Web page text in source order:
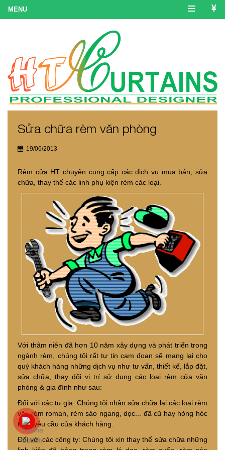
Sửa chữa rèm văn phòng
19/06/2013
Rèm cửa HT chuyên cung cấp các dịch vụ mua bán, sửa
chữa, thay thế các linh phụ kiện rèm các loại.
Với thâm niên đã hơn 10 năm xây dựng và phát triển trong
ngành rèm, chúng tôi rất tự tin cam đoan sẽ mang lại cho
quý khách hàng những dịch vụ như tư vấn, thiết kế, lắp đặt,
sửa chữa, thay đổi vị trí sử dụng các loại rèm cửa văn
phòng & gia đình như sau:
Đối với các tư gia: Chúng tôi nhận sửa chữa lại các loại rèm
vải, rèm roman, rèm sáo ngang, dọc... đã cũ hay hỏng hóc
theo yêu cầu của khách hàng.
Đối với các công ty: Chúng tôi xin thay thế sửa chữa những